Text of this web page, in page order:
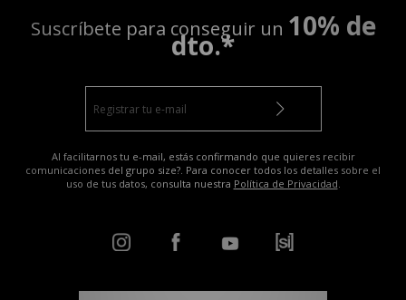
Suscríbete para conseguir un 10% de
dto.*
Al facilitarnos tu e-mail, estás confirmando que quieres recibir
comunicaciones del grupo size?. Para conocer todos los detalles sobre el
uso de tus datos, consulta nuestra Política de Privacidad.